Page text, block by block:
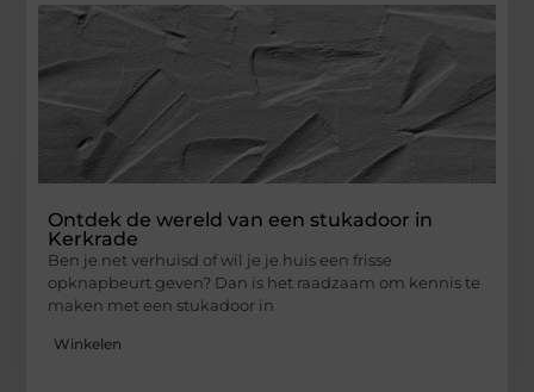
Ontdek de wereld van een stukadoor in
Kerkrade
Ben je net verhuisd of wil je je huis een frisse
opknapbeurt geven? Dan is het raadzaam om kennis te
maken met een stukadoor in
Winkelen